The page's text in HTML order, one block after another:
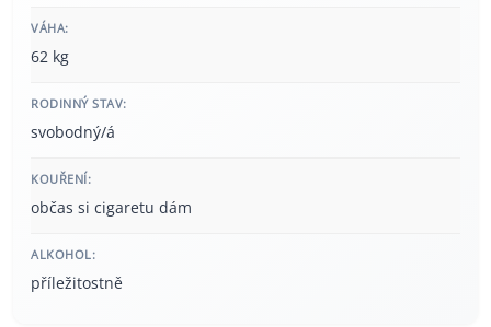
VÁHA:
62 kg
RODINNÝ STAV:
svobodný/á
KOUŘENÍ:
občas si cigaretu dám
ALKOHOL:
příležitostně